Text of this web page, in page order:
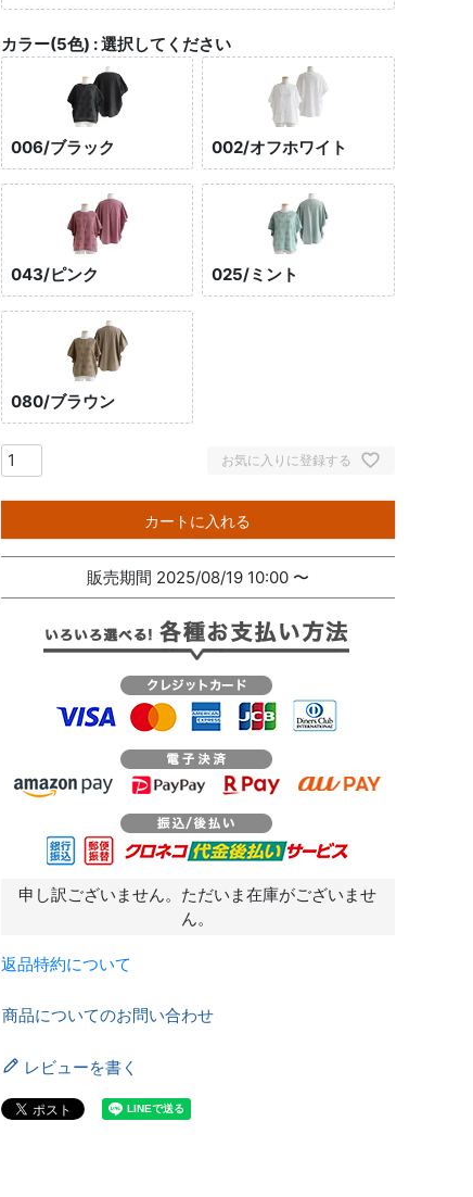
カラー(5色) 選択してください
006/ブラック 002/オフホワイト
043/ピンク 025/ミント
080/ブラウン
お気に入りに登録する
カートに入れる
販売期間 2025/08/19 10:00 〜
申し訳ございません。ただいま在庫がございませ
ん。
返品特約について
商品についてのお問い合わせ
レビューを書く